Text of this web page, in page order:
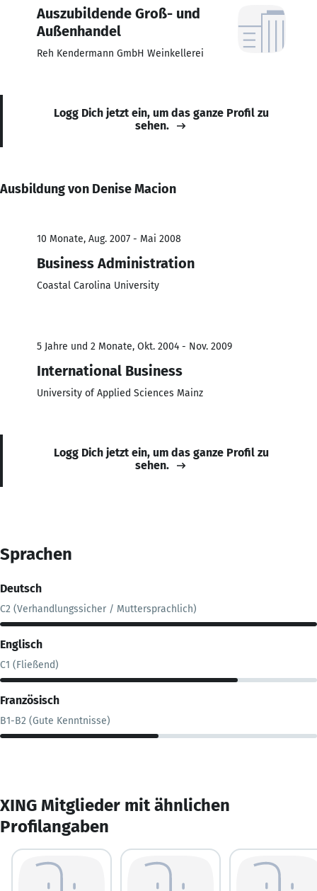
Auszubildende Groß- und
Außenhandel
Reh Kendermann GmbH Weinkellerei
Logg Dich jetzt ein, um das ganze Profil zu
sehen.
Ausbildung von Denise Macion
10 Monate, Aug. 2007 - Mai 2008
Business Administration
Coastal Carolina University
5 Jahre und 2 Monate, Okt. 2004 - Nov. 2009
International Business
University of Applied Sciences Mainz
Logg Dich jetzt ein, um das ganze Profil zu
sehen.
Sprachen
Deutsch
C2 (Verhandlungssicher / Muttersprachlich)
Englisch
C1 (Fließend)
Französisch
B1-B2 (Gute Kenntnisse)
XING Mitglieder mit ähnlichen
Profilangaben